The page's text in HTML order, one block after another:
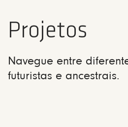
Projetos
Navegue entre
futuristas e ancestrais.